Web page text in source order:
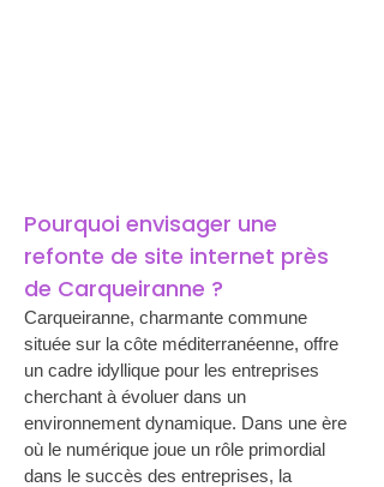
Pourquoi envisager une
refonte de site internet près
de Carqueiranne ?
Carqueiranne, charmante commune
située sur la côte méditerranéenne, offre
un cadre idyllique pour les entreprises
cherchant à évoluer dans un
environnement dynamique. Dans une ère
où le numérique joue un rôle primordial
dans le succès des entreprises, la